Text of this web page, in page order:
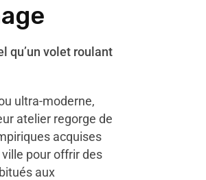
qu’un volet roulant
ultra-moderne,
atelier regorge de
acquises
pour offrir des
aux